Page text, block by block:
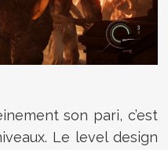
son pari, c’est
Le level design